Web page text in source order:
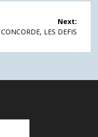
Next:
Next
CONCORDE, LES DEFIS